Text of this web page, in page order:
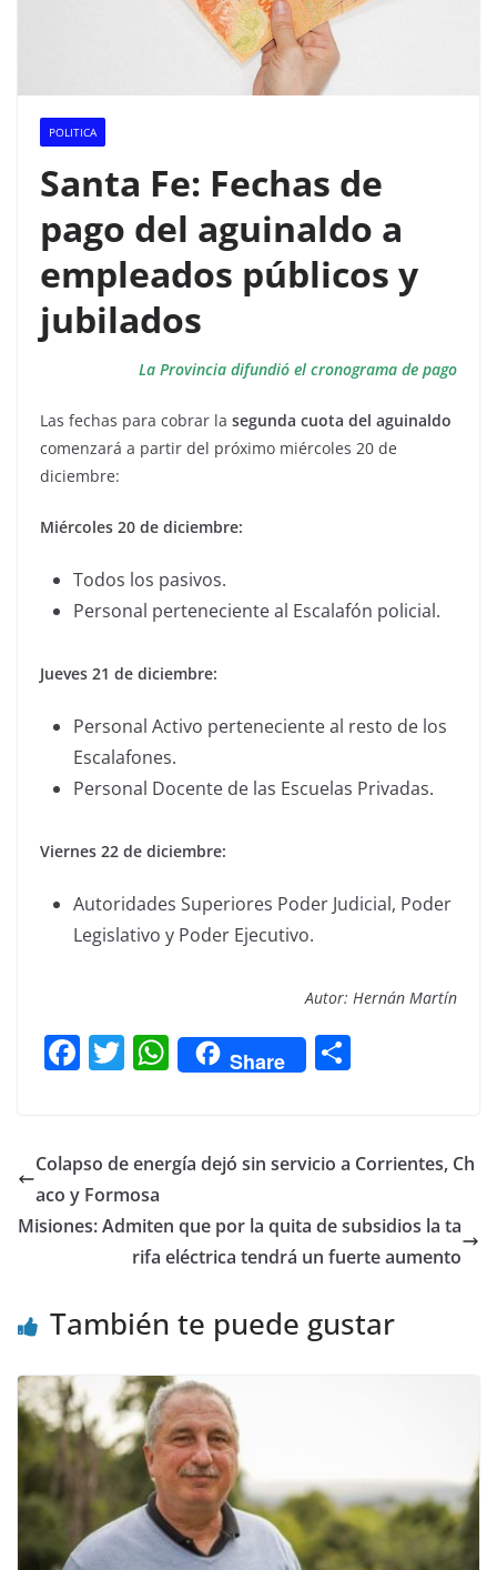
POLITICA
Santa Fe: Fechas de
pago del aguinaldo a
empleados públicos y
jubilados
La Provincia difundió el cronograma de pago
Las fechas para cobrar la segunda cuota del aguinaldo
comenzará a partir del próximo miércoles 20 de
diciembre:
Miércoles 20 de diciembre:
Todos los pasivos.
Personal perteneciente al Escalafón policial.
Jueves 21 de diciembre:
Personal Activo perteneciente al resto de los
Escalafones.
Personal Docente de las Escuelas Privadas.
Viernes 22 de diciembre:
Autoridades Superiores Poder Judicial, Poder
Legislativo y Poder Ejecutivo.
Autor: Hernán Martín
F
e
b
o
T
er
W
h
s
p
p
Share
p
tir
Colapso de energía dejó sin servicio a Corrientes, Ch
aco y Formosa
Misiones: Admiten que por la quita de subsidios la ta
rifa eléctrica tendrá un fuerte aumento
También te puede gustar